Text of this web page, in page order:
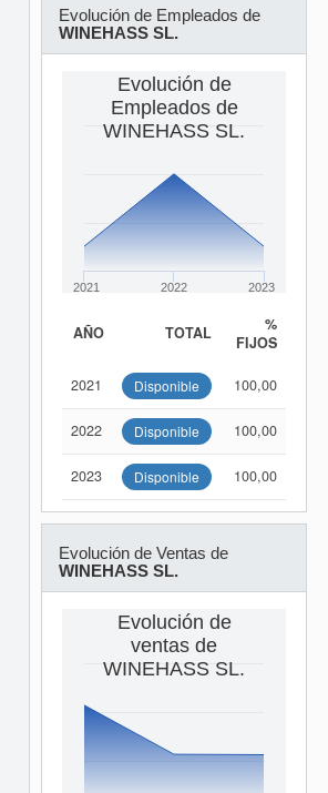
Evolución de Empleados de
WINEHASS SL.
Evolución de
Empleados de
WINEHASS SL.
2021 2022 2023
AÑO TOTAL
%
FIJOS
2021 Disponible 100,00
2022 Disponible 100,00
2023 Disponible 100,00
Evolución de Ventas de
WINEHASS SL.
Evolución de
ventas de
WINEHASS SL.